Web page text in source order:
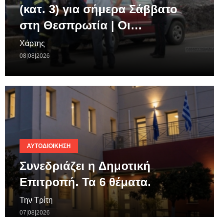
(κατ. 3) για σήμερα Σάββατο
στη Θεσπρωτία | Οι…
Χάρτης
08|08|2026
ΑΥΤΟΔΙΟΊΚΗΣΗ
Συνεδριάζει η Δημοτική
Επιτροπή. Τα 6 θέματα.
Την Τρίτη
07|08|2026